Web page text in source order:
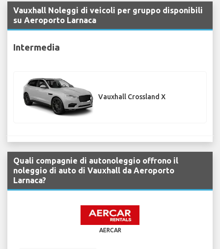
Vauxhall Noleggi di veicoli per gruppo disponibili
su Aeroporto Larnaca
Intermedia
Vauxhall Crossland X
Quali compagnie di autonoleggio offrono il
noleggio di auto di Vauxhall da Aeroporto
Larnaca?
AERCAR